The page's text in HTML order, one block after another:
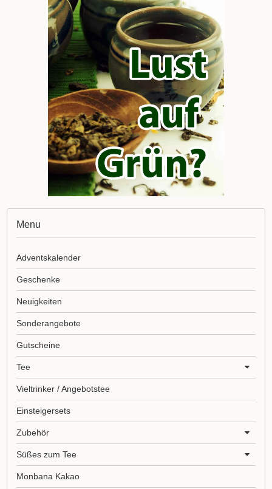
Menu
Adventskalender
Geschenke
Neuigkeiten
Sonderangebote
Gutscheine
Tee
Vieltrinker / Angebotstee
Einsteigersets
Zubehör
Süßes zum Tee
Monbana Kakao